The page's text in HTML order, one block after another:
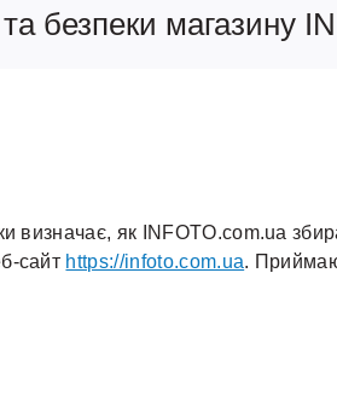
безпеки магазину
визначає, як INFOTO.com.ua
сайт https://infoto.com.ua.